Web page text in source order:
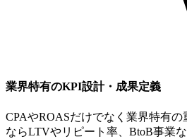
業界特有のKPI設計・成果定義
CPAやROASだけでなく業界特有
ならLTVやリピート率、BtoB事業